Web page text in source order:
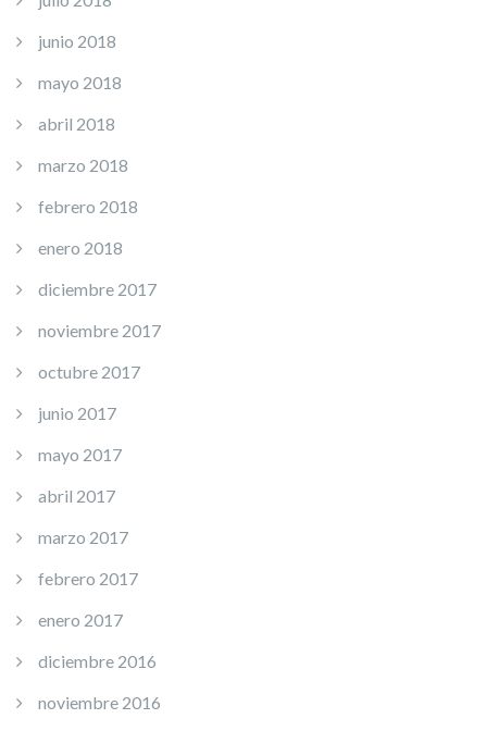
junio 2018
mayo 2018
abril 2018
marzo 2018
febrero 2018
enero 2018
diciembre 2017
noviembre 2017
octubre 2017
junio 2017
mayo 2017
abril 2017
marzo 2017
febrero 2017
enero 2017
diciembre 2016
noviembre 2016